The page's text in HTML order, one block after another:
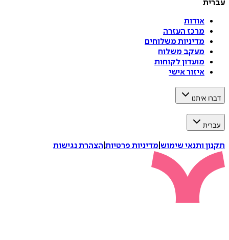
עברית
אודות
מרכז העזרה
מדיניות משלוחים
מעקב משלוח
מועדון לקוחות
איזור אישי
דברו איתנו
עברית
תקנון ותנאי שימוש מדיניות פרטיות הצהרת נגישות